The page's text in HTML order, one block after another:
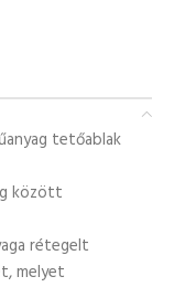
tetőablak
között
rétegelt
melyet